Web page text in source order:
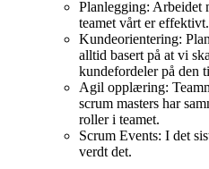
Planlegging: Arbeidet
teamet vårt er effektivt.
Kundeorientering:
alltid basert på at vi
kundefordeler på den
Agil opplæring:
scrum masters har
roller i teamet.
Scrum Events: I det
verdt det.